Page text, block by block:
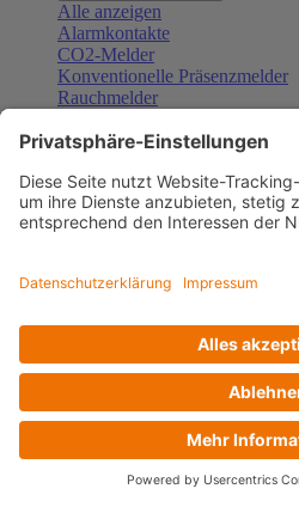
Alle anzeigen
Alarmkontakte
CO2-Melder
Konventionelle Präsenzmelder
Rauchmelder
Gefahrenmelder
Türsprechanlagen
Alle anzeigen
Außenstationen
Klingeltaster und Gongs
Sprechanlagen-Sets
Zubehör Türkommunikation
Videoüberwachung
Zubehör Videoüberwachung
Alle anzeigen